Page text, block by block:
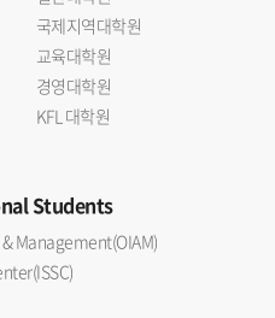
국제지역대학원
교육대학원
경영대학원
KFL 대학원
Students
Management(OIAM)